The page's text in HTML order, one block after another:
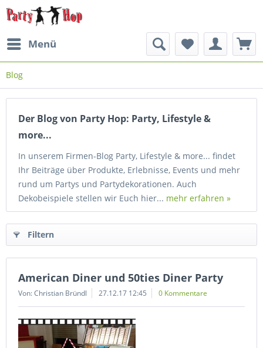
Menü
Blog
Der Blog von Party Hop: Party, Lifestyle &
more...
In unserem Firmen-Blog Party, Lifestyle & more... findet
Ihr Beiträge über Produkte, Erlebnisse, Events und mehr
rund um Partys und Partydekorationen. Auch
Dekobeispiele stellen wir Euch hier... mehr erfahren »
Filtern
American Diner und 50ties Diner Party
Von: Christian Bründl 27.12.17 12:45 0 Kommentare